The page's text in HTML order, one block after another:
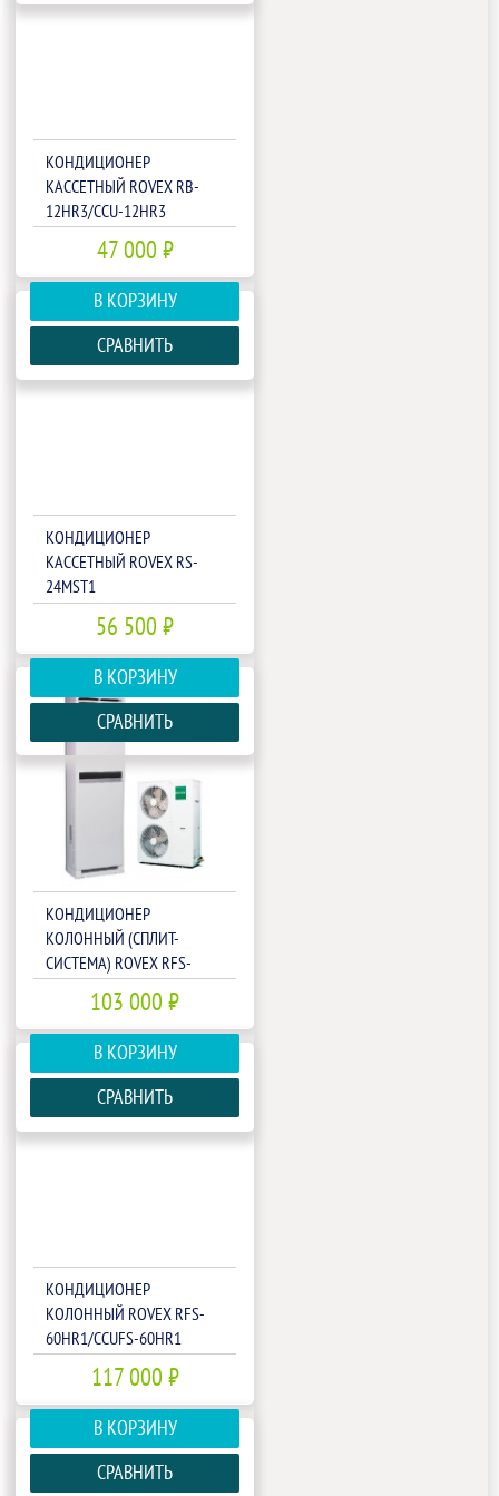
КОНДИЦИОНЕР
КАССЕТНЫЙ ROVEX RB-
12HR3/CCU-12HR3
47 000 ₽
В КОРЗИНУ
СРАВНИТЬ
КОНДИЦИОНЕР
КАССЕТНЫЙ ROVEX RS-
24MST1
56 500 ₽
В КОРЗИНУ
СРАВНИТЬ
КОНДИЦИОНЕР
КОЛОННЫЙ (СПЛИТ-
СИСТЕМА) ROVEX RFS-
48HR4/CCUFS-48HR4
103 000 ₽
В КОРЗИНУ
СРАВНИТЬ
КОНДИЦИОНЕР
КОЛОННЫЙ ROVEX RFS-
60HR1/CCUFS-60HR1
117 000 ₽
В КОРЗИНУ
СРАВНИТЬ